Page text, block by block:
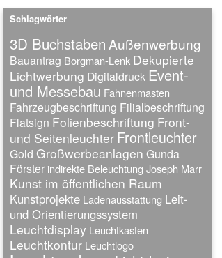
Schlagwörter
3D Buchstaben Außenwerbung
Bauantrag Borgman-Lenk Dekupierte
Lichtwerbung Digitaldruck Event-
und Messebau Fahnenmasten
Fahrzeugbeschriftung Filialbeschriftung
Flatsign Folienbeschriftung Front-
und Seitenleuchter Frontleuchter
Gold Großwerbeanlagen Gunda
Förster indirekte Beleuchtung Joseph Marr
Kunst im öffentlichen Raum
Kunstprojekte Ladenausstattung Leit-
und Orientierungssystem
Leuchtdisplay Leuchtkasten
Leuchtkontur Leuchtlogo